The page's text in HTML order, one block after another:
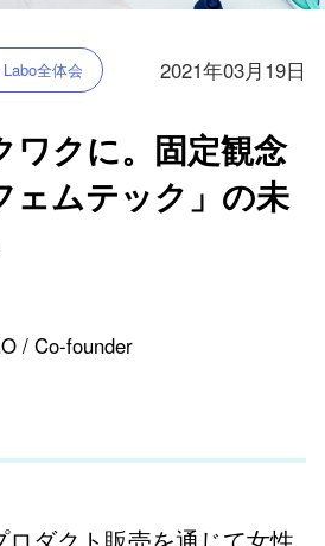
全体会 2021年03月19日
ワクに。固定観念
ェムテック」の未
/ Co-founder